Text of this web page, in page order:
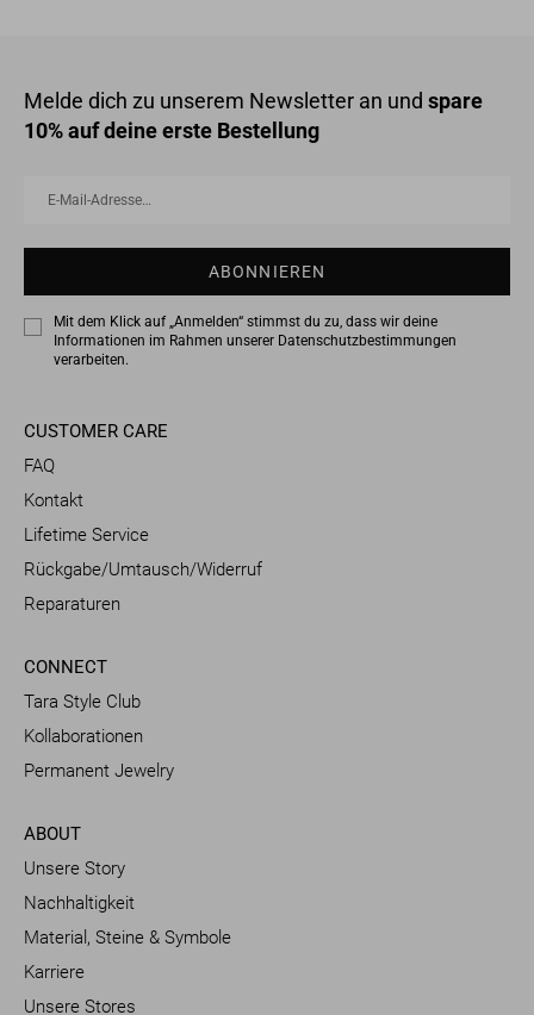
Melde dich zu unserem Newsletter an und spare
10% auf deine erste Bestellung
ABONNIEREN
Mit dem Klick auf „Anmelden“ stimmst du zu, dass wir deine
Informationen im Rahmen unserer Datenschutzbestimmungen
verarbeiten.
CUSTOMER CARE
FAQ
Kontakt
Lifetime Service
Rückgabe/Umtausch/Widerruf
Reparaturen
CONNECT
Tara Style Club
Kollaborationen
Permanent Jewelry
ABOUT
Unsere Story
Nachhaltigkeit
Material, Steine & Symbole
Karriere
Unsere Stores